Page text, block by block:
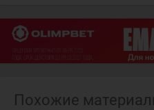
Похожие